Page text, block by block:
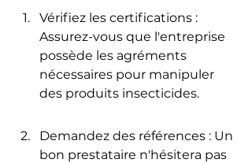
Vérifiez les certifications :
Assurez-vous que l'entreprise
possède les agréments
nécessaires pour manipuler
des produits insecticides.
Demandez des références : Un
bon prestataire n'hésitera pas